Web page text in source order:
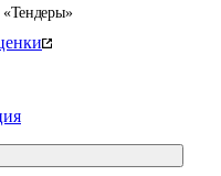
«Тендеры»